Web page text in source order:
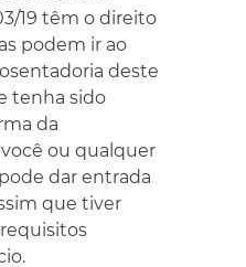
19 têm o direito
podem ir ao
deste
tenha sido
da
ou qualquer
dar entrada
que tiver